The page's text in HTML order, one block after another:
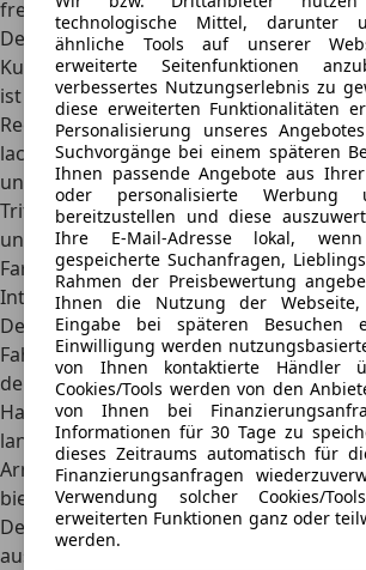
freizugeben.
Der Transporter steht auf 16-Zoll-
Kunststoffverkleidungen an den
ist hoch und kastenförmig. Die Felgen
Regel verchromt oder passend zur
lackiert. Zur Sonderausstattung des
unter anderem Anhängerkupplungen,
Trittflächen. Die Lackierung des Vans ist
und konservativ, obwohl einige
Farben aufweisen können.
Interieur
Der Chevrolet Chevy Van ist ein
Fahrzeugen. Er ist komfortabel,
den Transport großer Lasten. Das
Hand und die Sitze sind stützend und
langen Fahrten. Das
Armaturenbrett ist einfach zu bedienen
bieten eine gute Sicht.
Der Chevy Van ist mit einem soliden
ausgestattet, das einen MP3-Player,
technologische Mittel, darunter
ähnliche Tools auf unserer
erweiterte Seitenfunktionen
verbessertes Nutzungserlebnis zu
diese erweiterten Funktionalitäten
Personalisierung unseres
Suchvorgänge bei einem späteren
Ihnen passende Angebote aus
oder personalisierte Werbung
bereitzustellen und diese
Ihre E-Mail-Adresse lokal,
gespeicherte Suchanfragen,
Rahmen der Preisbewertung
Ihnen die Nutzung der
Eingabe bei späteren
Einwilligung werden
von Ihnen kontaktierte Händler
Cookies/Tools werden von den
von Ihnen bei
Informationen für 30 Tage zu
dieses Zeitraums automatisch für
Finanzierungsanfragen
Verwendung solcher Cookies/
erweiterten Funktionen ganz oder
werden.